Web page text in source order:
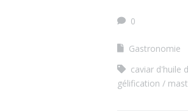
0
Gastronomie
caviar d'huile
gélification